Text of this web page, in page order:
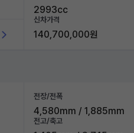
2993cc
신차가격
140,700,000원
전장/전폭
4,580mm / 1,885mm
전고/축고